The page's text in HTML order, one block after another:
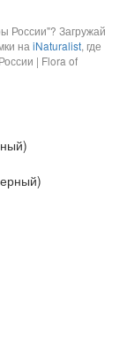
России"? Загружай
на iNaturalist, где
| Flora of